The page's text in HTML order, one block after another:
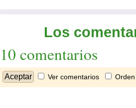
Los
10 comentarios
Ver comentarios